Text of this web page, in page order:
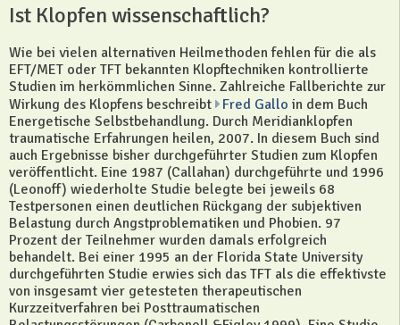
Ist Klopfen wissenschaftlich?
Wie bei vielen alternativen Heilmethoden fehlen für die als
EFT/MET oder TFT bekannten Klopftechniken kontrollierte
Studien im herkömmlichen Sinne. Zahlreiche Fallberichte zur
Wirkung des Klopfens beschreibt
Fred Gallo in dem Buch
Energetische Selbstbehandlung. Durch Meridianklopfen
traumatische Erfahrungen heilen, 2007. In diesem Buch sind
auch Ergebnisse bisher durchgeführter Studien zum Klopfen
veröffentlicht. Eine 1987 (Callahan) durchgeführte und 1996
(Leonoff) wiederholte Studie belegte bei jeweils 68
Testpersonen einen deutlichen Rückgang der subjektiven
Belastung durch Angstproblematiken und Phobien. 97
Prozent der Teilnehmer wurden damals erfolgreich
behandelt. Bei einer 1995 an der Florida State University
durchgeführten Studie erwies sich das TFT als die effektivste
von insgesamt vier getesteten therapeutischen
Kurzzeitverfahren bei Posttraumatischen